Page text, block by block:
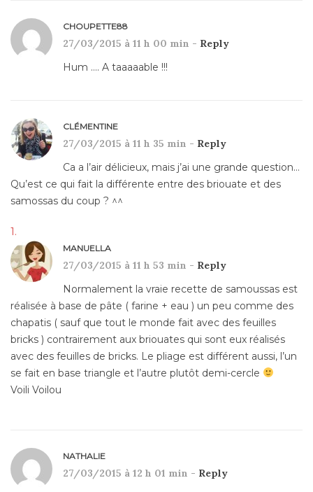
CHOUPETTE88
27/03/2015 à 11 h 00 min - Reply
Hum …. A taaaaable !!!
CLÉMENTINE
27/03/2015 à 11 h 35 min - Reply
Ca a l’air délicieux, mais j’ai une grande question…
Qu’est ce qui fait la différente entre des briouate et des
samossas du coup ? ^^
MANUELLA
27/03/2015 à 11 h 53 min - Reply
Normalement la vraie recette de samoussas est
réalisée à base de pâte ( farine + eau ) un peu comme des
chapatis ( sauf que tout le monde fait avec des feuilles
bricks ) contrairement aux briouates qui sont eux réalisés
avec des feuilles de bricks. Le pliage est différent aussi, l’un
se fait en base triangle et l’autre plutôt demi-cercle
Voili Voilou
NATHALIE
27/03/2015 à 12 h 01 min - Reply